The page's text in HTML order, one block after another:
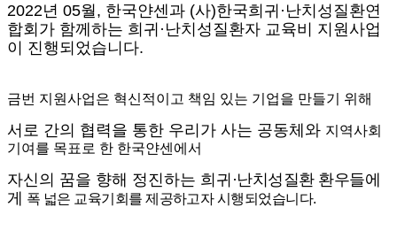
2022년 05월, 한국얀센과 (사)한국희귀 · 난치성질환연
합회가 함께하는 희귀 · 난치성질환자 교육비 지원사업
이 진행되었습니다.
금번 지원사업은 혁신적이고 책임 있는 기업을 만들기 위해
서로 간의 협력을 통한 우리가 사는 공동체와 지역사회
기여를 목표로 한 한국얀센에서
자신의 꿈을 향해 정진하는 희귀 ·난치성질환 환우들에
게 폭 넓은 교육기회를 제공하고자 시행되었습니다.